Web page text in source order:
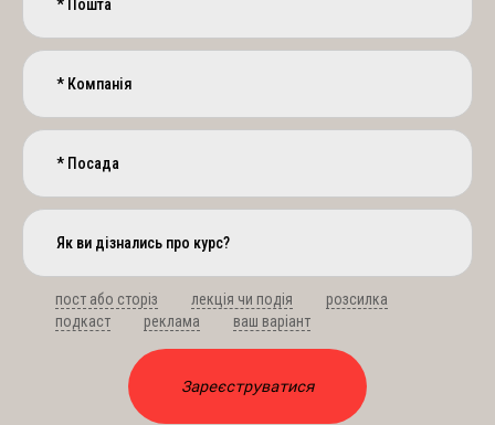
пост або сторіз лекція чи подія
розсилка
подкаст
реклама ваш варіант